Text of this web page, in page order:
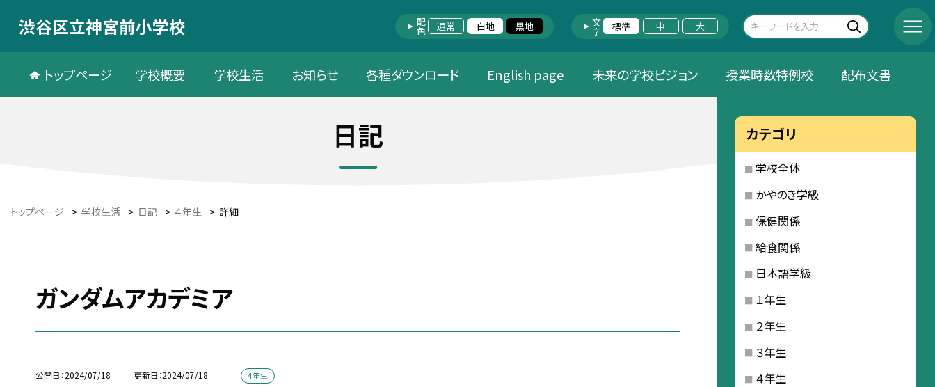
渋谷区立神宮前小学校 配色 通常 白地 黒地 文字 標準 中 大
トップページ 学校概要 学校生活 お知らせ 各種ダウンロード English page 未来の学校ビジョン 授業時数特例校 配布文書
日記
トップページ > 学校生活 > 日記 > ４年生 > 詳細
ガンダムアカデミア
公開日 2024/07/18 更新日 2024/07/18 ４年生
カテゴリ
学校全体
かやのき学級
保健関係
給食関係
日本語学級
１年生
２年生
３年生
４年生